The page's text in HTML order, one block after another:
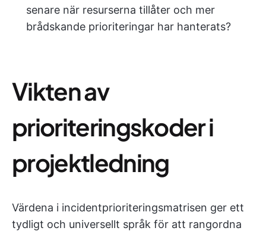
senare när resurserna tillåter och mer
brådskande prioriteringar har hanterats?
Vikten av
prioriteringskoder i
projektledning
Värdena i incidentprioriteringsmatrisen ger ett
tydligt och universellt språk för att rangordna